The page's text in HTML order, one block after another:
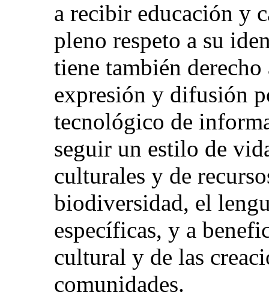
a recibir educación y
pleno respeto a su
tiene también
expresión y difusión
tecnológico de
seguir un estilo de
culturales y de
biodiversidad, el
específicas, y a
cultural y de las
comunidades.